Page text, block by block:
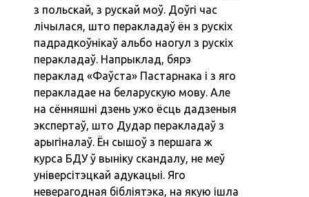
з польскай, з рускай моў. Доўгі час
лічылася, што перакладаў ён з рускіх
падрадкоўнікаў альбо наогул з рускіх
перакладаў. Напрыклад, бярэ
пераклад «Фаўста» Пастарнака і з яго
перакладае на беларускую мову. Але
на сённяшні дзень ужо ёсць дадзеныя
экспертаў, што Дудар перакладаў з
арыгіналаў. Ён сышоў з першага ж
курса БДУ ў выніку скандалу, не меў
універсітэцкай адукацыі. Яго
неверагодная бібліятэка, на якую ішла